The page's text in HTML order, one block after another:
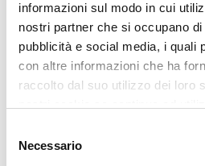
informazioni sul modo in cui
nostri partner che si occupano
pubblicità e social media, i quali
con altre informazioni che ha
raccolto dal suo utilizzo dei loro
delNecessario
Previous